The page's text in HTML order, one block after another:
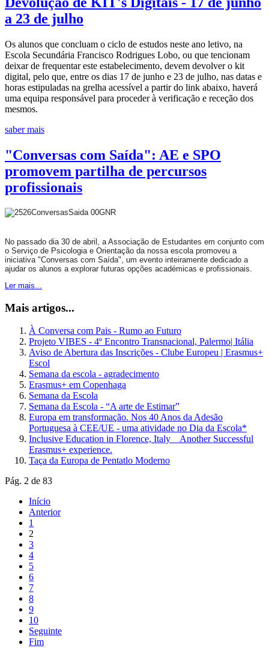
a 23 de julho
Os alunos que concluam o ciclo de estudos neste ano letivo, na
Escola Secundária Francisco Rodrigues Lobo, ou que tencionam
deixar de frequentar este estabelecimento, devem devolver o kit
digital, pelo que, entre os dias 17 de junho e 23 de julho, nas datas e
horas estipuladas na grelha acessível a partir do link abaixo, haverá
uma equipa responsável para proceder à verificação e receção dos
mesmos.
saber mais
"Conversas com Saída": AE e SPO
promovem partilha de percursos
profissionais
No passado dia 30 de abril, a Associação de Estudantes em conjunto com
o Serviço de Psicologia e Orientação da nossa escola promoveu a
iniciativa "Conversas com Saída", um evento inteiramente dedicado a
ajudar os alunos a explorar futuras opções académicas e profissionais.
Ler mais...
Mais artigos...
À Conversa com Pais - Rumo ao Futuro
Projeto VIBES - 4º Encontro Transnacional, Palermo| Itália
Aviso de Abertura das Inscrições - Clube Europeu | Erasmus+
Escol
Semana da escola - agradecimento
Erasmus+ em Copenhaga
Semana da Escola
Semana da Escola - “A arte de Estimar”
Europa em transformação. Nos 40 Anos da Adesão
Portuguesa à CEE/UE - uma atividade no Dia da Escola*
Inclusive Education in Florence, Italy _ Another Successful
Erasmus+ experience.
Taça da Europa de Pentatlo Moderno
Pág. 2 de 83
Início
Anterior
1
2
3
4
5
6
7
8
9
10
Seguinte
Fim